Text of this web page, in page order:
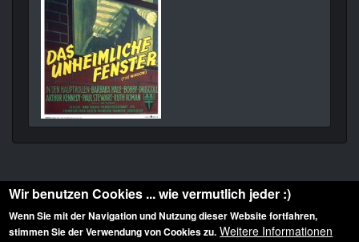
Diese Website ist urheberrechtlich geschützt: © 2010-2026 der Film Noir de. Alle
Wir benutzen Cookies ... wie vermutlich jeder :)
Wenn Sie mit der Navigation und Nutzung dieser Website fortfahren,
stimmen Sie der Verwendung von Cookies zu. Weitere Informationen